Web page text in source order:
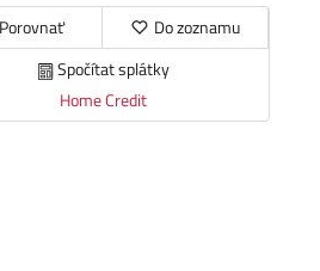
Porovnať
Do zoznamu
Spočítat splátky
Home Credit